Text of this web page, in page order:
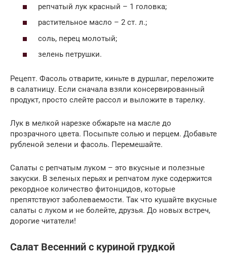
репчатый лук красный – 1 головка;
растительное масло – 2 ст. л.;
соль, перец молотый;
зелень петрушки.
Рецепт. Фасоль отварите, киньте в дуршлаг, переложите
в салатницу. Если сначала взяли консервированный
продукт, просто слейте рассол и выложите в тарелку.
Лук в мелкой нарезке обжарьте на масле до
прозрачного цвета. Посыпьте солью и перцем. Добавьте
рубленой зелени и фасоль. Перемешайте.
Салаты с репчатым луком – это вкусные и полезные
закуски. В зеленых перьях и репчатом луке содержится
рекордное количество фитонцидов, которые
препятствуют заболеваемости. Так что кушайте вкусные
салаты с луком и не болейте, друзья. До новых встреч,
дорогие читатели!
Салат Весенний с куриной грудкой